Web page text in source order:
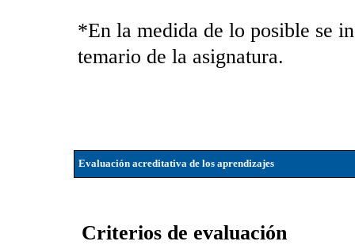
*En la medida de lo posible se
temario de la asignatura.
Evaluación acreditativa de los aprendizajes
Criterios de evaluación